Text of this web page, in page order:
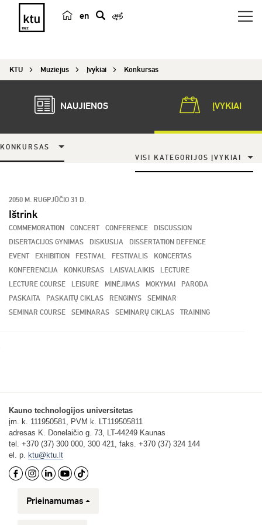
en
e
k
KTU Muziejus Įvykiai Konkursas
NAUJIENOS ĮVYKIAI
KONKURSAS
VISI KATEGORIJOS ĮVYKIAI
2050 M. RUGPJŪČIO 31 D.
Ištrink
COMMEMORATION CONCERT CONFERENCE
DISCUSSION
DISERTACIJOS GYNIMAS
DISKUSIJA
DISSERTATION DEFENCE
EVENT
EXHIBITION FESTIVAL FESTIVALIS
KONCERTAS
KONFERENCIJA
KONKURSAS LAISVALAIKIS
LECTURE
LECTURE COURSE
LEISURE MINĖJIMAS MOKYMAI
PARODA
PASKAITA
PASKAITŲ CIKLAS RENGINYS
SEMINAR
SEMINAR COURSE
SEMINARAS SEMINARŲ CIKLAS TRAINING
Kauno technologijos universitetas
įm. k. 111950581, PVM k. LT119505811
adresas K. Donelaičio g. 73, LT-44249 Kaunas
tel. +370 (37) 300 000, 300 421, faks. +370 (37) 324 144
el. p. ktu@ktu.lt
Prieinamumas